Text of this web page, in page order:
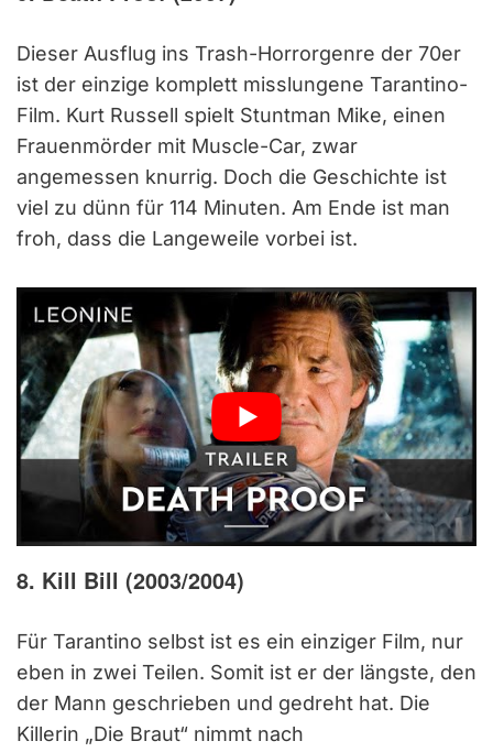
Dieser Ausflug ins Trash-Horrorgenre der 70er
ist der einzige komplett misslungene Tarantino-
Film. Kurt Russell spielt Stuntman Mike, einen
Frauenmörder mit Muscle-Car, zwar
angemessen knurrig. Doch die Geschichte ist
viel zu dünn für 114 Minuten. Am Ende ist man
froh, dass die Langeweile vorbei ist.
8. Kill Bill (2003/2004)
Für Tarantino selbst ist es ein einziger Film, nur
eben in zwei Teilen. Somit ist er der längste, den
der Mann geschrieben und gedreht hat. Die
Killerin „Die Braut“ nimmt nach